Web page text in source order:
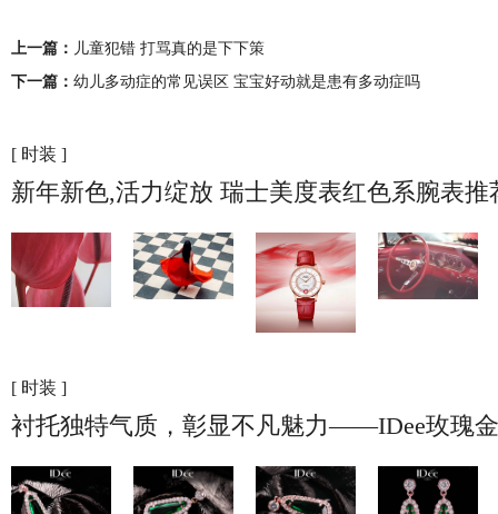
上一篇： 儿童犯错 打骂真的是下下策
下一篇： 幼儿多动症的常见误区 宝宝好动就是患有多动症吗
[ 时装 ]
新年新色,活力绽放 瑞士美度表红色系腕表推
[ 时装 ]
衬托独特气质，彰显不凡魅力——IDee玫瑰